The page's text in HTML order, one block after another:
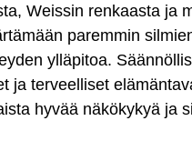
Weissin renkaasta ja
paremmin
ylläpitoa.
ja terveelliset
hyvää näkökykyä ja